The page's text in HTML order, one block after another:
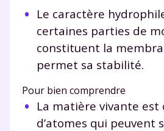
Le caractère
certaines parties de
constituent la
permet sa stabilité.
Pour bien comprendre
La matière vivante est
d’atomes qui peuvent